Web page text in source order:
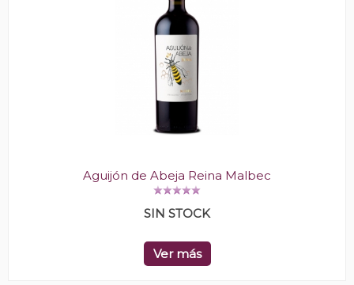
Aguijón de Abeja Reina Malbec
SIN STOCK
Ver más